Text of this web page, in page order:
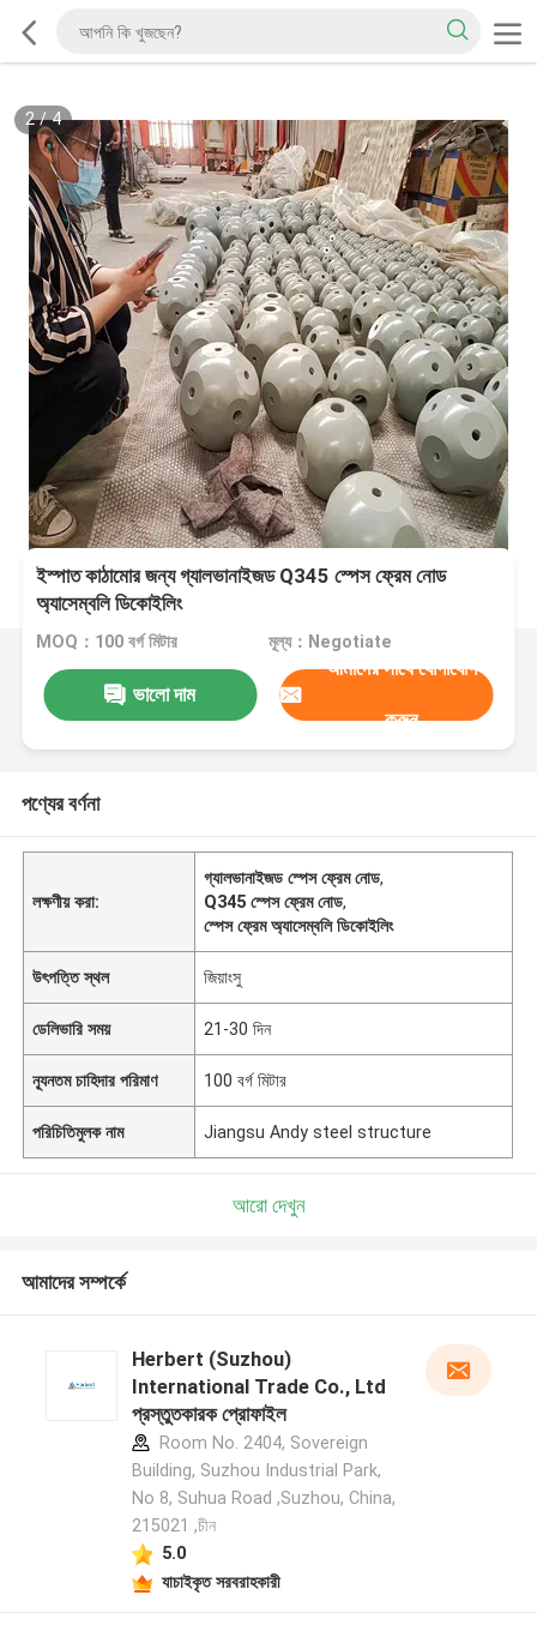
2/4
ইস্পাত কাঠামোর জন্য গ্যালভানাইজড Q345 স্পেস ফ্রেম নোড
অ্যাসেম্বলি ডিকোইলিং
MOQ：100 বর্গ মিটার মূল্য：Negotiate
ভালো দাম
আমাদের সাথে যোগাযোগ
করুন
পণ্যের বর্ণনা
লক্ষণীয় করা:
গ্যালভানাইজড স্পেস ফ্রেম নোড,
Q345 স্পেস ফ্রেম নোড,
স্পেস ফ্রেম অ্যাসেম্বলি ডিকোইলিং
উৎপত্তি স্থল জিয়াংসু
ডেলিভারি সময় 21-30 দিন
ন্যূনতম চাহিদার পরিমাণ 100 বর্গ মিটার
পরিচিতিমুলক নাম Jiangsu Andy steel structure
আরো দেখুন
আমাদের সম্পর্কে
Herbert (Suzhou)
International Trade Co., Ltd
প্রস্তুতকারক প্রোফাইল
Room No. 2404, Sovereign
Building, Suzhou Industrial Park,
No 8, Suhua Road ,Suzhou, China,
215021 ,চীন
5.0
যাচাইকৃত সরবরাহকারী